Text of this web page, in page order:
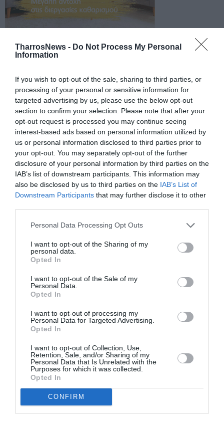
TharrosNews - Do Not Process My Personal
Information
If you wish to opt-out of the sale, sharing to third parties, or
processing of your personal or sensitive information for
targeted advertising by us, please use the below opt-out
section to confirm your selection. Please note that after your
opt-out request is processed you may continue seeing
interest-based ads based on personal information utilized by
us or personal information disclosed to third parties prior to
your opt-out. You may separately opt-out of the further
disclosure of your personal information by third parties on the
IAB’s list of downstream participants. This information may
also be disclosed by us to third parties on the IAB’s List of
Downstream Participants that may further disclose it to other
Personal Data Processing Opt Outs
I want to opt-out of the Sharing of my
personal data.
Opted In
I want to opt-out of the Sale of my
Personal Data.
Opted In
I want to opt-out of processing my
Personal Data for Targeted Advertising.
Opted In
I want to opt-out of Collection, Use,
Retention, Sale, and/or Sharing of my
Personal Data that Is Unrelated with the
Purposes for which it was collected.
Opted In
CONFIRM
Σχετικά Άρθρα
04/08/2026 18:36
«Τη συνείδηση κάθε πολύχρωμης πεταλούδας τη
βαραίνει ο θάνατος μιας κάμπιας»